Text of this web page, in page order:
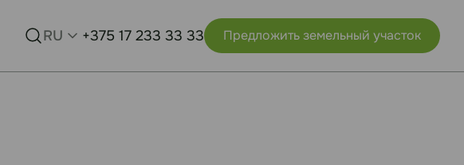
RU +375 17 233 33 33 Предложить земельный участок